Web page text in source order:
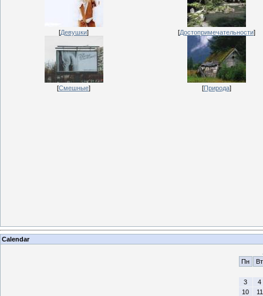
[Девушки] [Достопримечательности]
[Смешные] [Природа]
Calendar
Пн
Вт
3
4
10
11